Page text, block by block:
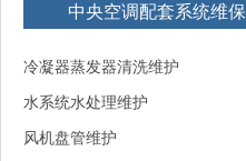
中央空调配套系统维保
冷凝器蒸发器清洗维护
水系统水处理维护
风机盘管维护